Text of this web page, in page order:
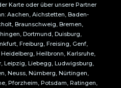
Karte oder über unsere Partner
Aachen, Aichstetten, Baden-
Braunschweig, Bremen,
Dortmund, Duisburg,
Freiburg, Freising, Genf,
Heilbronn, Karlsruhe,
Leipzig, Liebegg, Ludwigsburg,
Neuss, Nürnberg, Nürtingen,
Pforzheim, Potsdam, Ratingen,